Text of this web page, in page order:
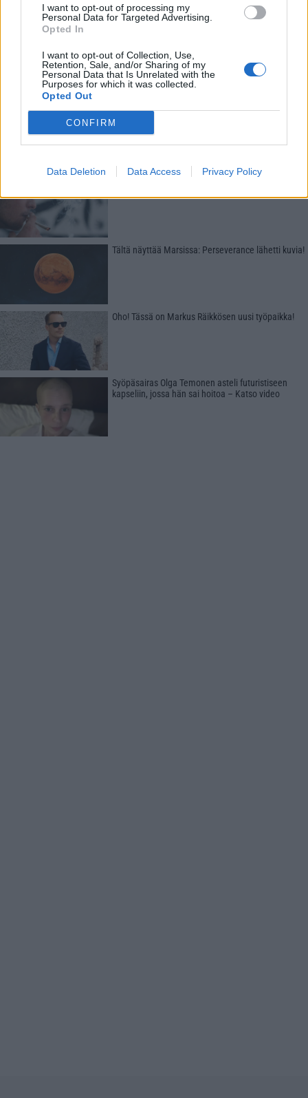
I want to opt-out of processing my
Personal Data for Targeted Advertising.
Opted In
I want to opt-out of Collection, Use,
Retention, Sale, and/or Sharing of my
Personal Data that Is Unrelated with the
Purposes for which it was collected.
Opted Out
CONFIRM
Data Deletion Data Access Privacy Policy
grammahinta on älytön!
SUOSITTUA TÄSSÄ KATEGORIASSA
16 maailman kalleinta ainetta – Sijalla yksi olevan
grammahinta on älytön!
Tältä näyttää Marsissa: Perseverance lähetti kuvia!
Oho! Tässä on Markus Räikkösen uusi työpaikka!
Syöpäsairas Olga Temonen asteli futuristiseen
kapseliin, jossa hän sai hoitoa – Katso video